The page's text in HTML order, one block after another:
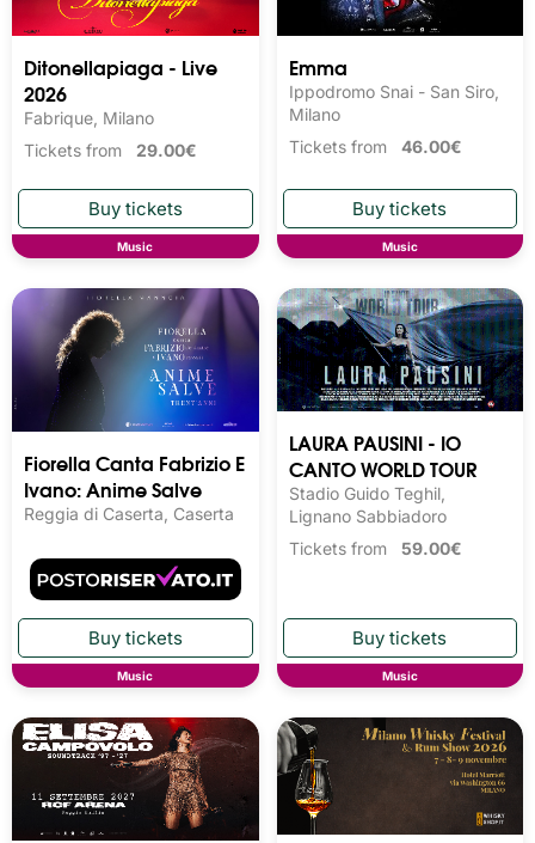
Ditonellapiaga - Live
2026
Fabrique, Milano
Tickets from 29.00€
Music
Emma
Ippodromo Snai - San Siro,
Milano
Tickets from 46.00€
Music
Fiorella Canta Fabrizio E
Ivano: Anime Salve
Reggia di Caserta, Caserta
Music
LAURA PAUSINI - IO
CANTO WORLD TOUR
Stadio Guido Teghil,
Lignano Sabbiadoro
Tickets from 59.00€
Music